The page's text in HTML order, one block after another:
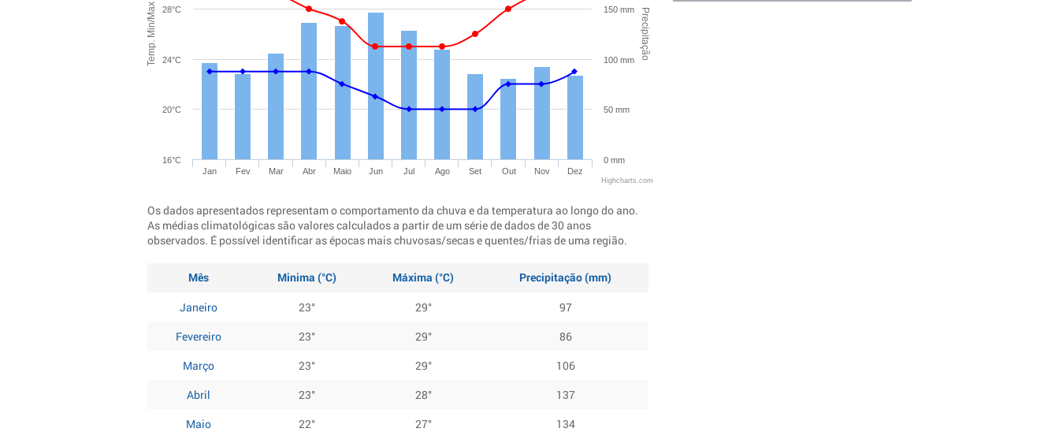
Temp. Min/Max Precipitação
Jan Fev Mar Abr Maio Jun Jul Ago Set Out Nov Dez
16°C
20°C
24°C
28°C
0 mm
50 mm
100 mm
150 mm
Highcharts.com
Os dados apresentados representam o comportamento da chuva e da temperatura ao longo do ano.
As médias climatológicas são valores calculados a partir de um série de dados de 30 anos
observados. É possível identificar as épocas mais chuvosas/secas e quentes/frias de uma região.
Mês Minima (°C) Máxima (°C)
Precipitação (mm)
Janeiro
23° 29°
97
Fevereiro
23° 29°
86
Março
23° 29°
106
Abril
23° 28°
137
Maio
22° 27°
134